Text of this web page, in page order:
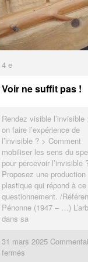
4 e
Voir ne suffit pas !
Rendez visible l’invisible
on faire l’expérience de
l’invisible ? > Comment
mobiliser les sens du
pour percevoir l’invisible
Proposez une production
plastique qui répond à ce
questionnement. /
Pénonne (1947 – …)
dans sa
31 mars 2025
fermés
4 e
Voir ne suffit pas !
31 mars 2025
fermés